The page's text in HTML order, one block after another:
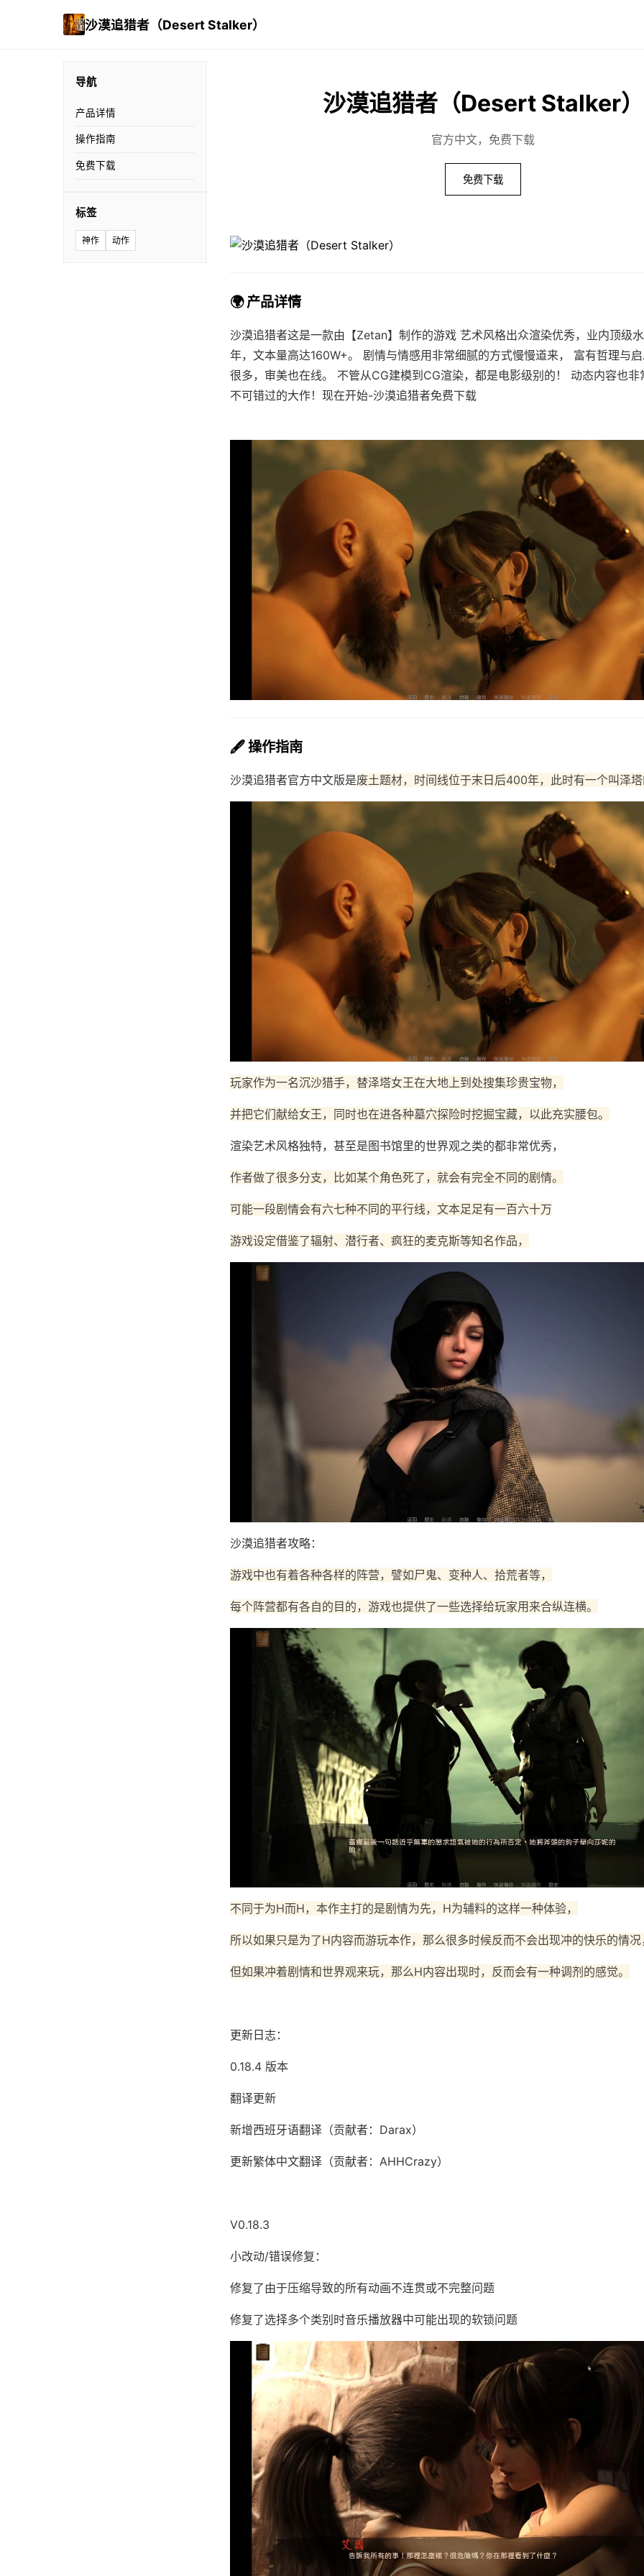
沙漠追猎者（Desert Stalker）
导航
产品详情
操作指南
免费下载
标签
神作 动作
沙漠追猎者（Desert Stalker）
官方中文，免费下载
免费下载
🌍 产品详情
沙漠追猎者这是一款由【Zetan】制作的游戏 艺术风格出众渲染优秀，业内顶级
年，文本量高达160W+。 剧情与情感用非常细腻的方式慢慢道来， 富有哲理与
很多，审美也在线。 不管从CG建模到CG渲染，都是电影级别的！ 动态内容也
不可错过的大作！现在开始-沙漠追猎者免费下载
🖋️ 操作指南
沙漠追猎者官方中文版是废土题材，时间线位于末日后400年，此时有一个叫泽
玩家作为一名沉沙猎手，替泽塔女王在大地上到处搜集珍贵宝物，
并把它们献给女王，同时也在进各种墓穴探险时挖掘宝藏，以此充实腰包。
渲染艺术风格独特，甚至是图书馆里的世界观之类的都非常优秀，
作者做了很多分支，比如某个角色死了，就会有完全不同的剧情。
可能一段剧情会有六七种不同的平行线，文本足足有一百六十万
游戏设定借鉴了辐射、潜行者、疯狂的麦克斯等知名作品，
沙漠追猎者攻略：
游戏中也有着各种各样的阵营，譬如尸鬼、变种人、拾荒者等，
每个阵营都有各自的目的，游戏也提供了一些选择给玩家用来合纵连横。
不同于为H而H，本作主打的是剧情为先，H为辅料的这样一种体验，
所以如果只是为了H内容而游玩本作，那么很多时候反而不会出现冲的快乐的情况
但如果冲着剧情和世界观来玩，那么H内容出现时，反而会有一种调剂的感觉。
更新日志：
0.18.4 版本
翻译更新
新增西班牙语翻译（贡献者：Darax）
更新繁体中文翻译（贡献者：AHHCrazy）
V0.18.3
小改动/错误修复：
修复了由于压缩导致的所有动画不连贯或不完整问题
修复了选择多个类别时音乐播放器中可能出现的软锁问题